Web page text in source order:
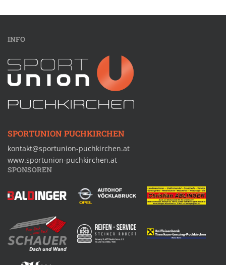
INFO
SPORTUNION PUCHKIRCHEN
kontakt@sportunion-puchkirchen.at
www.sportunion-puchkirchen.at
SPONSOREN